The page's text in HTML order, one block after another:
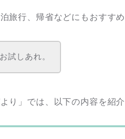
旅行、帰省などにもおすす
試しあれ。
り」では、以下の内容を紹介